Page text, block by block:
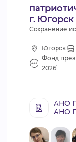
г. Югорск
Сохранение
Югорск
Фонд
2026)
АНО
АНО